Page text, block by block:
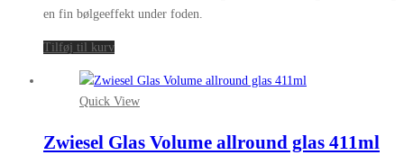
en fin bølgeeffekt under foden.
Tilføj til kurv
Quick View
Zwiesel Glas Volume allround glas 411ml